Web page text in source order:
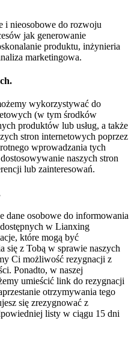
i nieosobowe do rozwoju
jak generowanie
produktu, inżynieria
marketingowa.
wykorzystywać do
(w tym środków
produktów lub usług, a także
stron internetowych poprzez
wprowadzania tych
naszych stron
lub zainteresowań.
osobowe do informowania
w Lianxing
które mogą być
się z Tobą w sprawie naszych
Ci możliwość rezygnacji z
Ponadto, w naszej
umieścić link do rezygnacji
otrzymywania tego
się zrezygnować z
listy w ciągu 15 dni